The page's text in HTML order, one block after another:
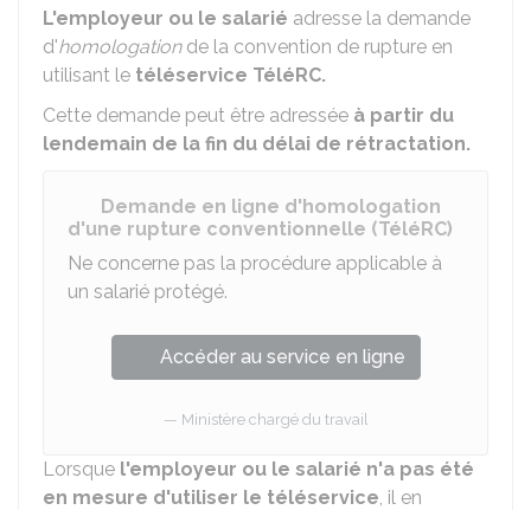
L'employeur ou le salarié adresse la demande
d'homologationde la convention de rupture en
utilisant le téléservice TéléRC.
Cette demande peut être adressée à partir du
lendemain de la fin du délai de rétractation.
Demande en ligne d'homologation
d'une rupture conventionnelle (TéléRC)
Ne concerne pas la procédure applicable à
un salarié protégé.
Accéder au service en ligne
Ministère chargé du travail
Lorsque l'employeur ou le salarié n'a pas été
en mesure d'utiliser le téléservice, il en